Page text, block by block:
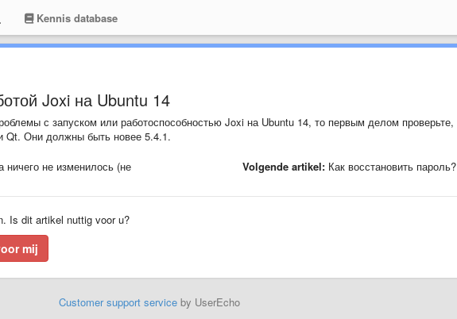
Kennis database
Joxi на Ubuntu 14
с запуском или работоспособностью Joxi на Ubuntu 14, то первым делом проверьте,
Qt. Они должны быть новее 5.4.1.
ничего не изменилось (не
Volgende artikel: Как восстановить пароль?
Is dit artikel nuttig voor u?
mij
Customer support serviceby UserEcho